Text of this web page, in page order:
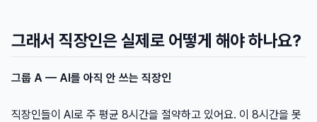
그래서 직장인은 실제로 어떻게 해야 하나요?
그룹 A — AI를 아직 안 쓰는 직장인
직장인들이 AI로 주 평균 8시간을 절약하고 있어요. 이 8시간을 못